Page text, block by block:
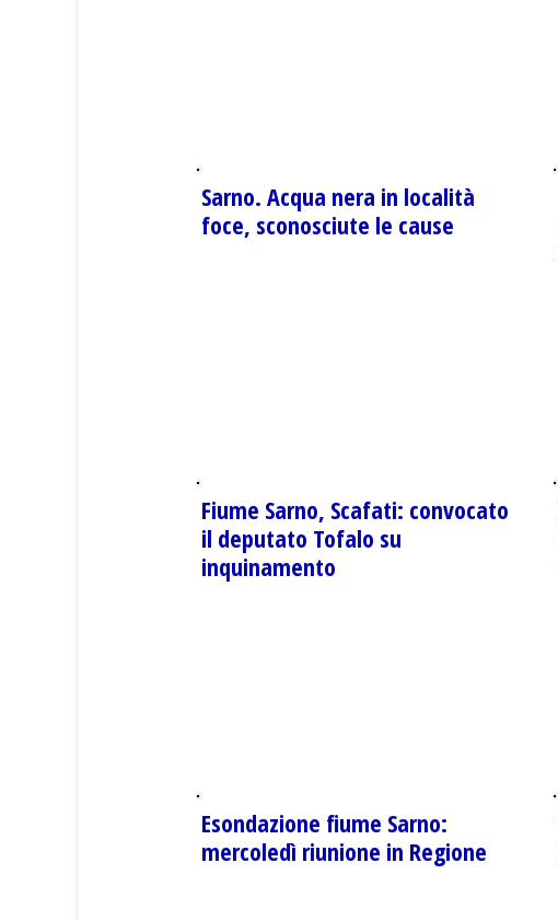
Sarno. Acqua nera in località
foce, sconosciute le cause
Fiume Sarno, Scafati: convocato
il deputato Tofalo su
inquinamento
Esondazione fiume Sarno:
mercoledì riunione in Regione